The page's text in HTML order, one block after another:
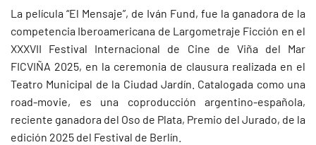
La película “El Mensaje”, de Iván Fund, fue la ganadora de la
competencia Iberoamericana de Largometraje Ficción en el
XXXVII Festival Internacional de Cine de Viña del Mar
FICVIÑA 2025, en la ceremonia de clausura realizada en el
Teatro Municipal de la Ciudad Jardín. Catalogada como una
road-movie, es una coproducción argentino-española,
reciente ganadora del Oso de Plata, Premio del Jurado, de la
edición 2025 del Festival de Berlín.